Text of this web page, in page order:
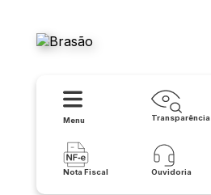
Menu Transparência
Nota Fiscal Ouvidoria